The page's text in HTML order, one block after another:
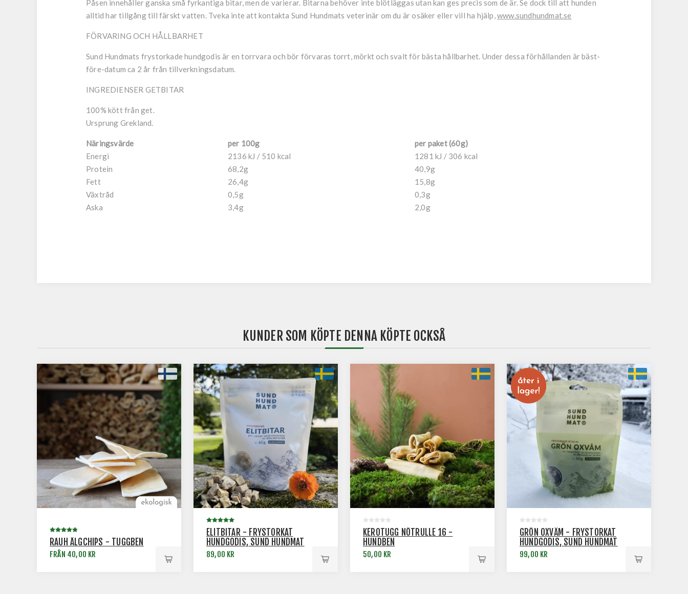
Påsen innehåller ganska små fyrkantiga bitar, men de varierar. Bitarna behöver inte blötläggas utan kan ges precis som de är. Se dock till att hunden
alltid har tillgång till färskt vatten. Tveka inte att kontakta Sund Hundmats veterinär om du är osäker eller vill ha hjälp,www.sundhundmat.se
FÖRVARING OCH HÅLLBARHET
Sund Hundmats frystorkade hundgodis är en torrvara och bör förvaras torrt, mörkt och svalt för bästa hållbarhet. Under dessa förhållanden är bäst-
före-datum ca 2 år från tillverkningsdatum.
INGREDIENSER GETBITAR
100% kött från get.
Ursprung Grekland.
Näringsvärde per 100g
per paket (60g)
Energi
2136 kJ / 510 kcal
1281 kJ / 306 kcal
Protein
68,2g
40,9g
Fett
26,4g
15,8g
Växtråd
0,5g
0,3g
Aska
3,4g 2,0g
KUNDER SOM KÖPTE DENNA KÖPTE OCKSÅ
RAUH ÄLGCHIPS - TUGGBEN
FRÅN 40,00 KR
ELITBITAR - FRYSTORKAT
HUNDGODIS, SUND HUNDMAT
89,00 KR
KEROTUGG NÖTRULLE 16 -
HUNDBEN
50,00 KR
GRÖN OXVÅM - FRYSTORKAT
HUNDGODIS, SUND HUNDMAT
99,00 KR